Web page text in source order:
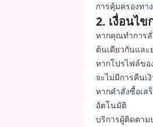
การคุ้มครองท
2. เงื่อนไข
หากคุณทำการสั่
ต้นเดียวกันแล
หากโปรไฟล์ขอ
จะไม่มีการคืน
หากคำสั่งซื้อเส
อัตโนมัติ
บริการผู้ติดตา